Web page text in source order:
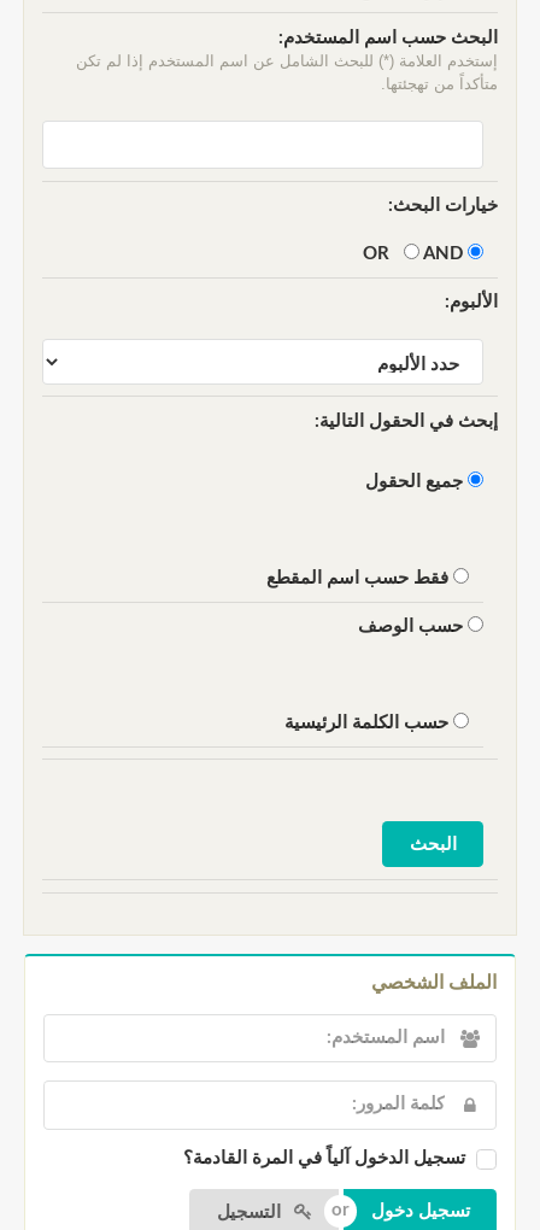
البحث حسب اسم المستخدم:
إستخدم العلامة (*) للبحث الشامل عن اسم المستخدم إذا لم تكن
متأكداً من تهجئتها.
خيارات البحث:
AND
الألبوم:
إبحث في الحقول التالية:
جميع الحقول
فقط حسب اسم المقطع
حسب الوصف
حسب الكلمة الرئيسية
الملف الشخصي
تسجيل الدخول آلياً في المرة القادمة؟
التسجيل